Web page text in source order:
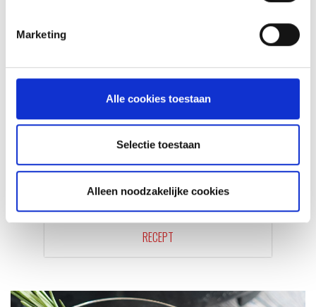
Marketing
Alle cookies toestaan
Selectie toestaan
Alleen noodzakelijke cookies
VITELLO TONNATO VAN DE
SEARWOOD
RECEPT